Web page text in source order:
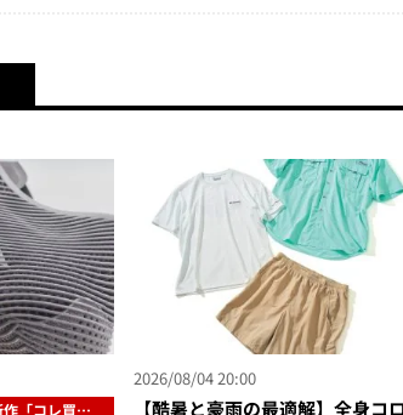
「コレ買い
2026/08/04 20:00
【酷暑と豪雨の最適解】全身コ